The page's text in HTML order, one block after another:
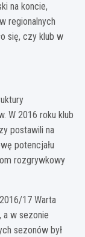
na koncie,
regionalnych
się, czy klub w
W 2016 roku klub
postawili na
potencjału
rozgrywkowy
17 Warta
a w sezonie
sezonów był